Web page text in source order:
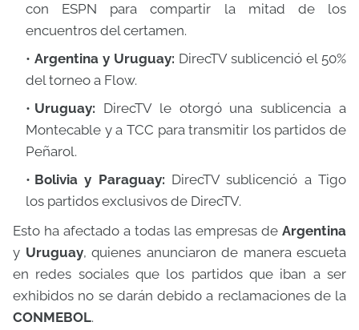
con ESPN para compartir la mitad de los
encuentros del certamen.
Argentina y Uruguay: DirecTV sublicenció el 50%
del torneo a Flow.
Uruguay: DirecTV le otorgó una sublicencia a
Montecable y a TCC para transmitir los partidos de
Peñarol.
Bolivia y Paraguay: DirecTV sublicenció a Tigo
los partidos exclusivos de DirecTV.
Esto ha afectado a todas las empresas de Argentina
y Uruguay, quienes anunciaron de manera escueta
en redes sociales que los partidos que iban a ser
exhibidos no se darán debido a reclamaciones de la
CONMEBOL.